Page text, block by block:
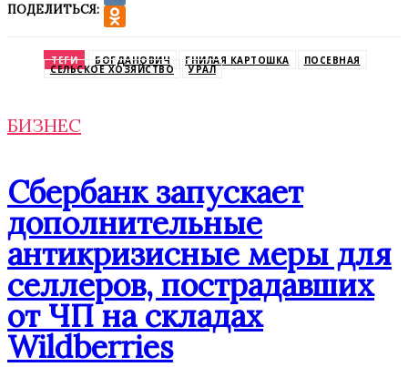
ПОДЕЛИТЬСЯ:
VK
ТЕГИ БОГДАНОВИЧ ГНИЛАЯ КАРТОШКА ПОСЕВНАЯ
СЕЛЬСКОЕ ХОЗЯЙСТВО УРАЛ
БИЗНЕС
Сбербанк запускает
дополнительные
антикризисные меры для
селлеров, пострадавших
от ЧП на складах
Wildberries